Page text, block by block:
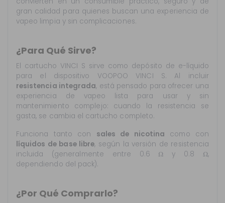
gran calidad para quienes buscan una experiencia de
vapeo limpia y sin complicaciones.
¿Para Qué Sirve?
El cartucho VINCI S sirve como depósito de e-líquido
para el dispositivo VOOPOO VINCI S. Al incluir
resistencia integrada, está pensado para ofrecer una
experiencia de vapeo lista para usar y sin
mantenimiento complejo: cuando la resistencia se
gasta, se cambia el cartucho completo.
Funciona tanto con sales de nicotina como con
líquidos de base libre, según la versión de resistencia
incluida (generalmente entre 0.6 Ω y 0.8 Ω,
dependiendo del pack).
¿Por Qué Comprarlo?